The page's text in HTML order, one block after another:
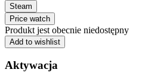
Steam
Price watch
Produkt jest obecnie niedostępny
Add to wishlist
Aktywacja